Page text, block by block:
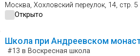
Москва, Хохловский переулок, 14, стр. 5
Открыто
Школа при Андреевском
#13 в Воскресная школа